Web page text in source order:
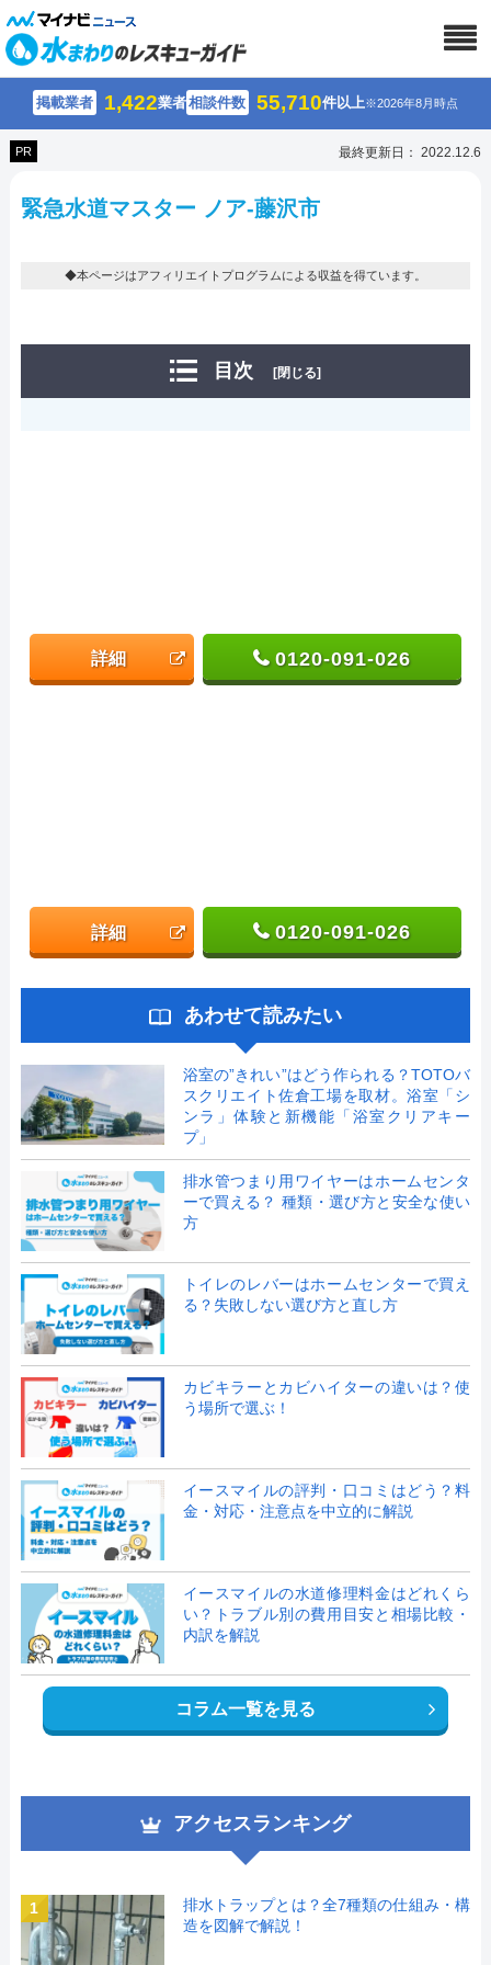
掲載業者 1,422業者相談件数 55,710件以上※2026年8月時点
PR 最終更新日： 2022.12.6
緊急水道マスター ノア-藤沢市
◆本ページはアフィリエイトプログラムによる収益を得ています。
目次 [閉じる]
詳細 0120-091-026
詳細 0120-091-026
あわせて読みたい
浴室の”きれい”はどう作られる？TOTOバ
スクリエイト佐倉工場を取材。浴室「シ
ンラ」体験と新機能「浴室クリアキー
プ」
排水管つまり用ワイヤーはホームセンタ
ーで買える？ 種類・選び方と安全な使い
方
トイレのレバーはホームセンターで買え
る？失敗しない選び方と直し方
カビキラーとカビハイターの違いは？使
う場所で選ぶ！
イースマイルの評判・口コミはどう？料
金・対応・注意点を中立的に解説
イースマイルの水道修理料金はどれくら
い？トラブル別の費用目安と相場比較・
内訳を解説
コラム一覧を見る
アクセスランキング
1
排水トラップとは？全7種類の仕組み・構
造を図解で解説！